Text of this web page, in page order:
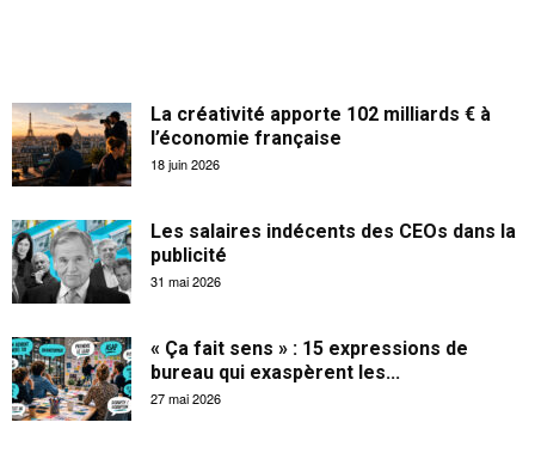
La créativité apporte 102 milliards € à
l’économie française
18 juin 2026
Les salaires indécents des CEOs dans la
publicité
31 mai 2026
« Ça fait sens » : 15 expressions de
bureau qui exaspèrent les...
27 mai 2026